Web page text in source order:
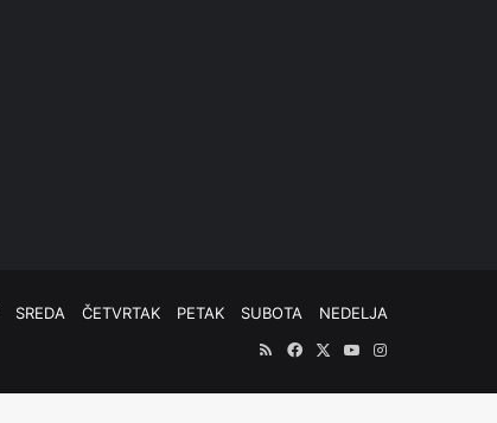
SREDA ČETVRTAK PETAK SUBOTA
NEDELJA
RSSFacebook
X YouTubeInstagram